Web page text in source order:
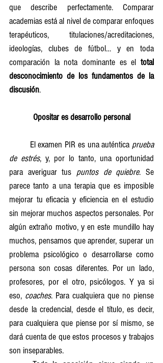
que describe perfectamente. Comparar
academias está al nivel de comparar enfoques
terapéuticos, titulaciones/acreditaciones,
ideologías, clubes de fútbol… y en toda
comparación la nota dominante es el total
desconocimiento de los fundamentos de la
discusión.
Opositar es desarrollo personal
	El examen PIR es una auténtica
prueba
de estrés, y, por lo tanto, una oportunidad
para averiguar tus puntos de quiebre. Se
parece tanto a una terapia que es imposible
mejorar tu eficacia y eficiencia en el estudio
sin mejorar muchos aspectos personales. Por
algún extraño motivo, y en este mundillo hay
muchos, pensamos que aprender, superar un
problema psicológico o desarrollarse como
persona son cosas diferentes. Por un lado,
profesores, por el otro, psicólogos. Y ya si
eso, coaches. Para cualquiera que no piense
desde la credencial, desde el título, es decir,
para cualquiera que piense por sí mismo, se
dará cuenta de que estos procesos y trabajos
son inseparables.